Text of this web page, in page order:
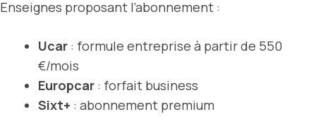
Enseignes proposant l’abonnement :
Ucar : formule entreprise à partir de 550
€/mois
Europcar : forfait business
Sixt+ : abonnement premium